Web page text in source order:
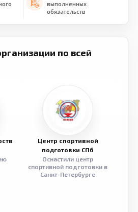
выполненных
обязательств
по всей
Центр спортивной
подготовки СПб
Оснастили центр
спортивной подготовки в
Санкт-Петербурге